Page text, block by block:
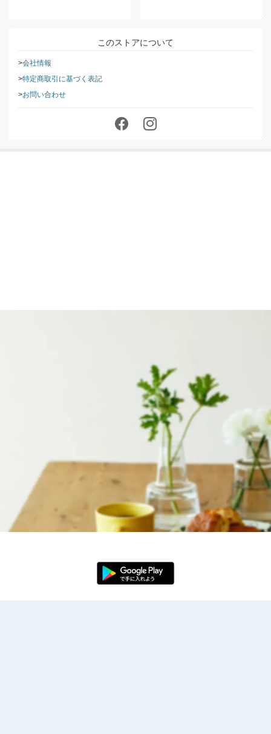
このストアについて
会社情報
特定商取引に基づく表記
お問い合わせ